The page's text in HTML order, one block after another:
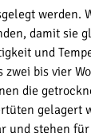
werden.
damit sie
und
zwei bis vier
die
gelagert
und stehen